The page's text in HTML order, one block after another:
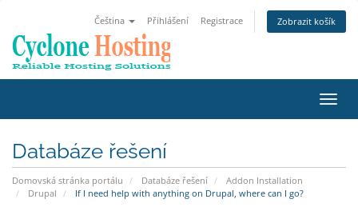
Čeština Přihlášení Registrace Zobrazit košík
Databáze řešení
Domovská stránka portálu Databáze řešení
Addon Installation
Drupal
If I need help with anything on Drupal, where can I go?